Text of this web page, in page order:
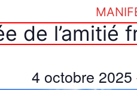
de
4 octobre 2025